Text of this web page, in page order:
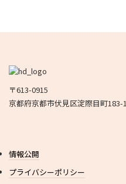
〒613-0915
京都府京都市伏見区淀際目町183-1
情報公開
プライバシーポリシー